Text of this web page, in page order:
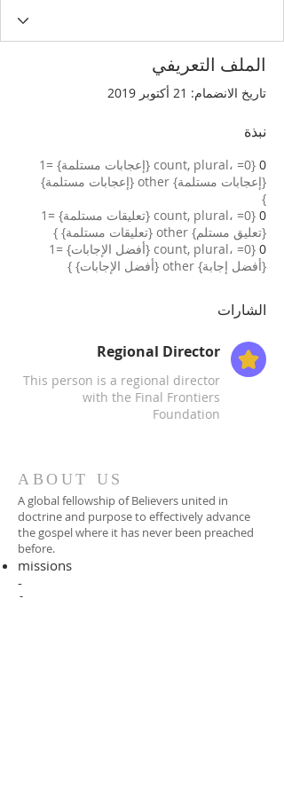
الملف التعريفي
تاريخ الانضمام: 21 أكتوبر 2019
نبذة
0
{count, plural، =0 {إعجابات مستلمة} =1
{إعجابات مستلمة} other {إعجابات مستلمة}
}
0
{count, plural، =0 {تعليقات مستلمة} =1
{تعليق مستلم} other {تعليقات مستلمة} }
0
{count, plural، =0 {أفضل الإجابات} =1
{أفضل إجابة} other {أفضل الإجابات} }
الشارات
Regional Director
This person is a regional director
with the Final Frontiers
Foundation
ABOUT US
A global fellowship of Believers united in
doctrine and purpose to effectively advance
the gospel where it has never been preached
before.​
missions
-
foreign missionary